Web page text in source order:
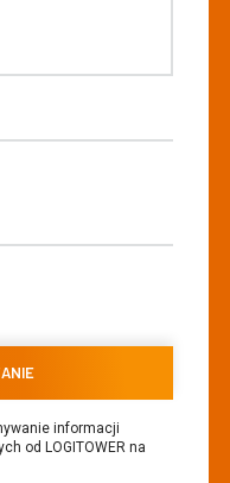
informacji
od LOGITOWER na